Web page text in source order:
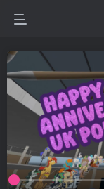
滚动顶部底
防止弹幕
1/4
滚动顶部